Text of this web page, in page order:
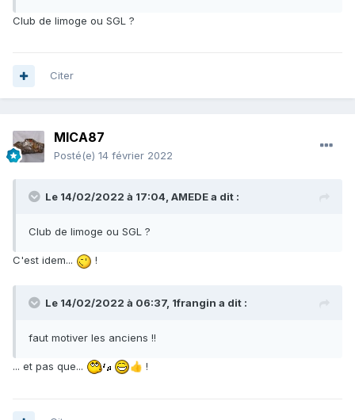
Club de limoge ou SGL ?
Citer
MICA87
Posté(e) 14 février 2022
Le 14/02/2022 à 17:04, AMEDEa dit :
Club de limoge ou SGL ?
C'est idem... !
Le 14/02/2022 à 06:37, 1frangin a dit :
faut motiver les anciens !!
... et pas que... 👍 !